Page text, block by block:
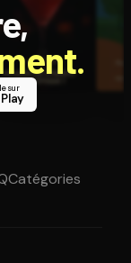
sur
Catégories